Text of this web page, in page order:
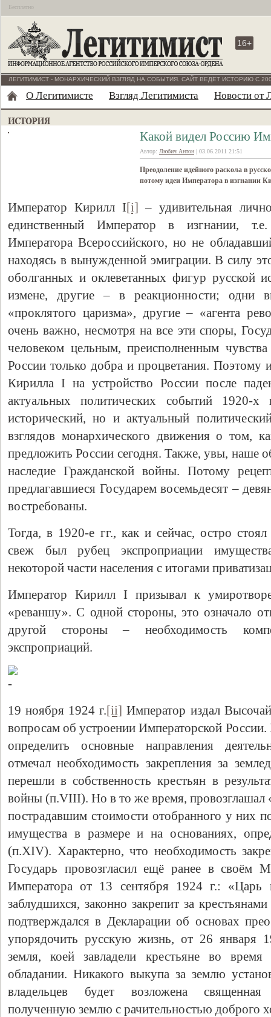
Бесплатно
16+
ЛЕГИТИМИСТ - МОНАРХИЧЕСКИЙ ВЗГЛЯД НА СОБЫТИЯ. САЙТ ВЕДЁТ ИСТОРИЮ С
О Легитимисте Взгляд Легитимиста Новости от
Какой видел Россию
Автор: Любич Антон | 03.06.2011 21:51
Преодоление идейного раскола в
потому идеи Императора в изгнании
Император Кирилл I[i] – удивительная
единственный Император в изгнании,
Императора Всероссийского, но не
находясь в вынужденной эмиграции. В силу
оболганных и оклеветанных фигур русской
измене, другие – в реакционности; одни
«проклятого царизма», другие – «агента
очень важно, несмотря на все эти споры,
человеком цельным, преисполненным
России только добра и процветания. Поэтому
Кирилла I на устройство России после
актуальных политических событий 1920-х
исторический, но и актуальный
взглядов монархического движения о том,
предложить России сегодня. Также, увы, наше
наследие Гражданской войны. Потому
предлагавшиеся Государем восемьдесят –
востребованы.
Тогда, в 1920-е гг., как и сейчас, остро
свеж был рубец экспроприации
некоторой части населения с итогами
Император Кирилл I призывал к
«реваншу». С одной стороны, это означало
другой стороны – необходимость
экспроприаций.
19 ноября 1924 г.[ii] Император издал
вопросам об устроении Императорской
определить основные направления
отмечал необходимость закрепления за
перешли в собственность крестьян в
войны (п.VIII). Но в то же время, провозглашал
пострадавшим стоимости отобранного у них
имущества в размере и на основаниях,
(п.XIV). Характерно, что необходимость
Государь провозгласил ещё ранее в своём
Императора от 13 сентября 1924 г.: «Царь
заблудшихся, законно закрепит за
подтверждался в Декларации об основах
упорядочить русскую жизнь, от 26 января
земля, коей завладели крестьяне во
обладании. Никакого выкупа за землю
владельцев будет возложена священная
полученную землю с рачительностью доброго